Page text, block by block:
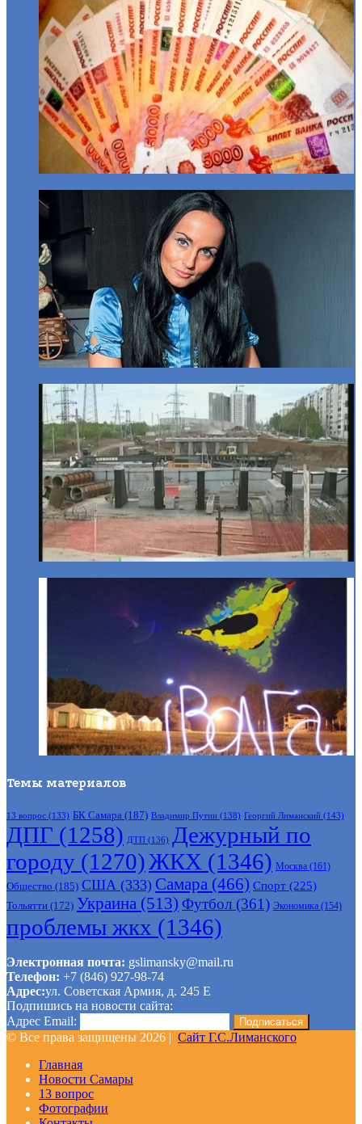
Темы материалов
13 вопрос (133) БК Самара (187) Владимир Путин (138) Георгий Лиманский (143)
ДПГ (1258) ДТП (136) Дежурный по
городу (1270)ЖКХ (1346) Москва (161)
Общество (185) США (333) Самара (466) Спорт (225)
Тольятти (172) Украина (513) Футбол (361) Экономика (154)
проблемы жкх (1346)
Электронная почта: gslimansky@mail.ru
Телефон: +7 (846) 927-98-74
Адрес:ул. Советская Армия, д. 245 Е
Подпишись на новости сайта:
Адрес Email:
© Все права защищены 2026 | Сайт Г.С.Лиманского
Главная
Новости Самары
13 вопрос
Фотографии